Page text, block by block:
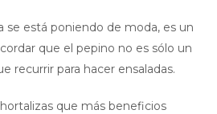
se está poniendo de moda, es un
que el pepino no es sólo un
recurrir para hacer ensaladas.
que más beneficios